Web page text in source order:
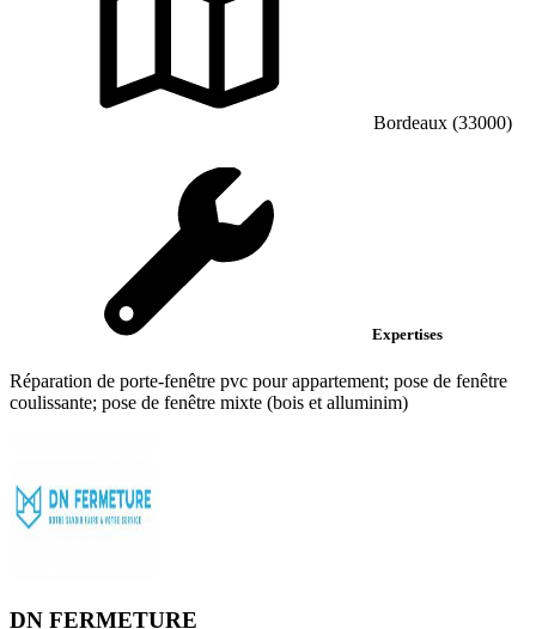
Bordeaux (33000)
Expertises
Réparation de porte-fenêtre pvc pour appartement; pose de fenêtre
coulissante; pose de fenêtre mixte (bois et alluminim)
DN FERMETURE